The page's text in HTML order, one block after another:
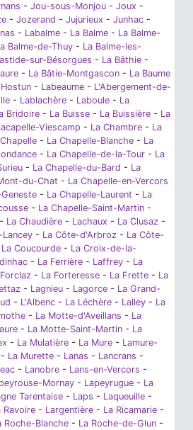
- Jou-sous-Monjou - Joux -
- Jozerand - Jujurieux - Junhac -
- Labalme - La Balme - La Balme-
Balme-de-Thuy - La Balme-les-
sur-Bésorgues - La Bâthie -
- La Bâtie-Montgascon - La Baume
- Labeaume - L'Abergement-de-
- Lablachère - Laboule - La
Bridoire - La Buisse - La Buissière - La
Viescamp - La Chambre - La
- La Chapelle-Blanche - La
- La Chapelle-de-la-Tour - La
- La Chapelle-du-Bard - La
du-Chat - La Chapelle-en-Vercors
- La Chapelle-Laurent - La
- La Chapelle-Saint-Martin -
- La Chaudière - Lachaux - La Clusaz -
- La Côte-d'Arbroz - La Côte-
La Coucourde - La Croix-de-la-
- La Ferrière - Laffrey - La
- La Forteresse - La Frette - La
- Lagnieu - Lagorce - La Grand-
- L'Albenc - La Léchère - Lalley - La
- La Motte-d'Aveillans - La
- La Motte-Saint-Martin - La
- La Mulatière - La Mure - Lamure-
- La Murette - Lanas - Lancrans -
- Lanobre - Lans-en-Vercors -
Mornay - Lapeyrugue - La
Tarentaise - Laps - Laqueuille -
Ravoire - Largentière - La Ricamarie -
Roche-Blanche - La Roche-de-Glun -